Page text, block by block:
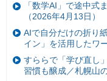
「数学AI」で途中式
（2026年4月13日）
AIで自分だけの折り
イン」を活用したワ
すららで「学び直し
習慣も醸成／札幌山